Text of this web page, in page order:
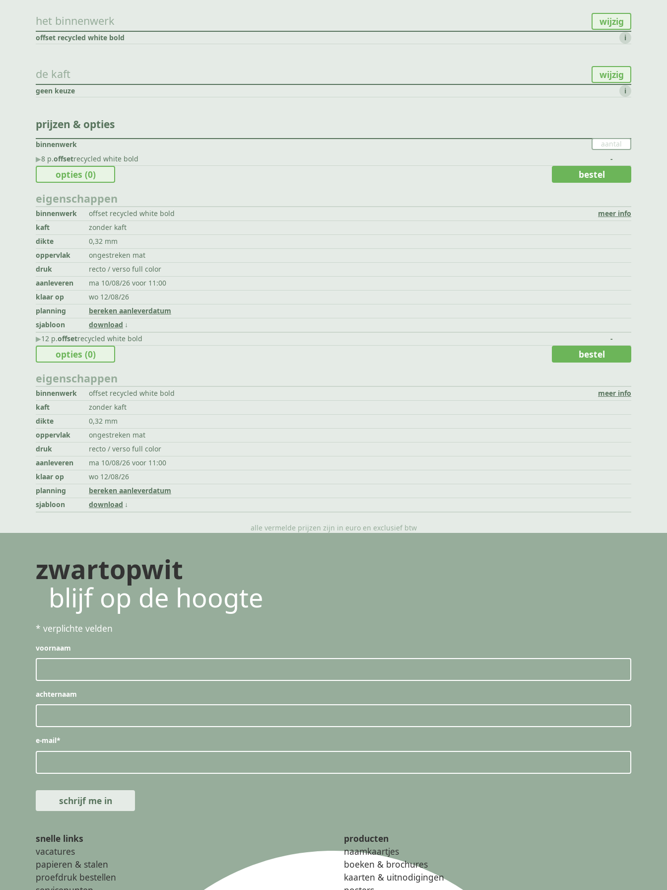
het binnenwerk wijzig
offset recycled white bold i
de kaft wijzig
geen keuze i
prijzen & opties
binnenwerk
▶︎8 p.offsetrecycled white bold -
eigenschappen
binnenwerk offset recycled white bold
meer info
kaft
zonder kaft
dikte
0,32 mm
oppervlak
ongestreken mat
druk
recto / verso full color
aanleveren
ma 10/08/26 voor 11:00
klaar op
wo 12/08/26
planning
bereken aanleverdatum
sjabloon
download
opties (0) bestel
▶︎12 p.offsetrecycled white bold -
eigenschappen
binnenwerk offset recycled white bold
meer info
kaft
zonder kaft
dikte
0,32 mm
oppervlak
ongestreken mat
druk
recto / verso full color
aanleveren
ma 10/08/26 voor 11:00
klaar op
wo 12/08/26
planning
bereken aanleverdatum
sjabloon
download
opties (0) bestel
alle vermelde prijzen zijn in euro en exclusief btw
zwartopwit
blijf op de hoogte
* verplichte velden
voornaam
achternaam
e-mail*
snelle links
vacatures
papieren & stalen
proefdruk bestellen
producten
naamkaartjes
boeken & brochures
kaarten & uitnodigingen